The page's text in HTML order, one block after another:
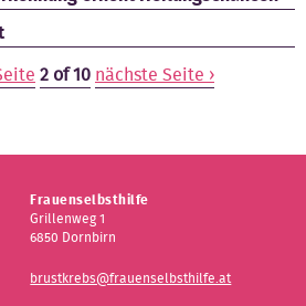
2 of 10 nächste Seite ›
Frauenselbsthilfe
Grillenweg 1
6850 Dornbirn
brustkrebs@frauenselbsthilfe.at